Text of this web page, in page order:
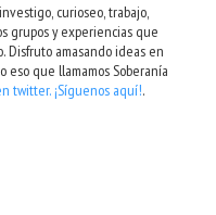
curioseo, trabajo,
grupos y experiencias que
Disfruto amasando ideas en
que llamamos Soberanía
twitter. ¡Síguenos aquí!.